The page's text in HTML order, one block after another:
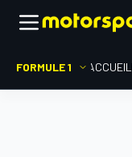
FORMULE 1 ACCUEIL